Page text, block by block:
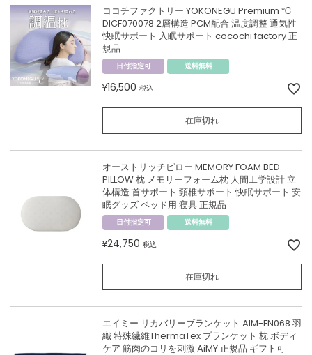
ココチファクトリー YOKONEGU Premium ℃
DICF070078 2層構造 PCM配合 温度調整 通気性
快眠サポート 入眠サポート cocochi factory 正
規品
日付指定可 送料無料
¥16,500 税込
在庫切れ
オーストリッチピロー MEMORY FOAM BED
PILLOW 枕 メモリーフォーム枕 人間工学設計 立
体構造 首サポート 頸椎サポート 快眠サポート 安
眠グッズ ベッド用 寝具 正規品
日付指定可 送料無料
¥24,750 税込
在庫切れ
エイミー リカバリーブランケット AIM-FN068 羽
織 特殊繊維ThermaTex ブランケット 枕 ボディ
ケア 筋肉のコリを刺激 AiMY 正規品 ギフト可